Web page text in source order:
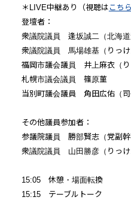
＊LIVE中継あり（視聴は こちら
登壇者：
衆議院議員 逢坂誠二（北海道
衆議院議員 馬場雄基（りっけ
福岡市議会議員 井上麻衣（り
札幌市議会議員 篠原菫
当別町議会議員 角田広佑（司
その他議員参加者：
参議院議員 勝部賢志（党副幹
衆議院議員 山田勝彦（りっけ
15:05 休憩・場面転換
15:15 テーブルトーク